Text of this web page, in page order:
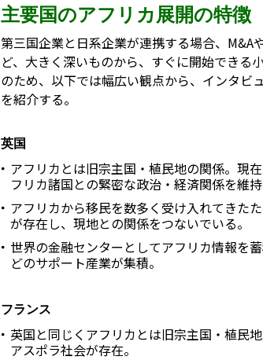
主要国のアフリカ展開の特徴
第三国企業と日系企業が連携する場合、
ど、大きく深いものから、すぐに開始できる
のため、以下では幅広い観点から、インタビ
を紹介する。
英国
アフリカとは旧宗主国・植民地の関係。現
フリカ諸国との緊密な政治・経済関係を維持
アフリカから移民を数多く受け入れてきた
が存在し、現地との関係をつないでいる。
世界の金融センターとしてアフリカ情報を
どのサポート産業が集積。
フランス
英国と同じくアフリカとは旧宗主国・植民
アスポラ社会が存在。